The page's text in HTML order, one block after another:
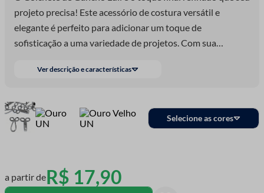
projeto precisa! Este acessório de costura versátil e
elegante é perfeito para adicionar um toque de
sofisticação a uma variedade de projetos. Com sua
Ver descrição e características
Selecione as cores
a partir deR$ 17,90